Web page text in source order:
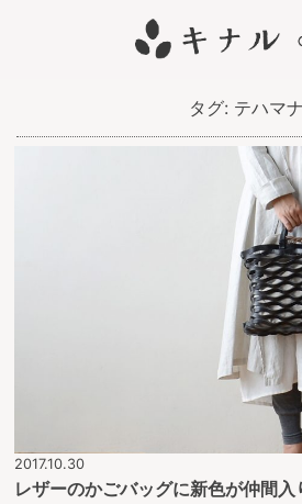
キナル
diary
タグ: テハマナ
2017.10.30
レザーのかごバッグに新色が仲間入